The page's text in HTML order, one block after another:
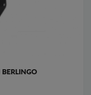
BERLINGO